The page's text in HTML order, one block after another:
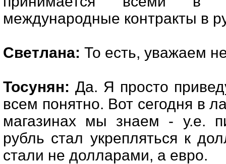
международные контракты в
Светлана: То есть, уважаем
Тосунян: Да. Я просто
всем понятно. Вот сегодня в
магазинах мы знаем - у.е.
рубль стал укрепляться к
стали не долларами, а евро.